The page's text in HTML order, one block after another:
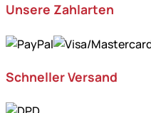
Unsere Zahlarten
Schneller Versand